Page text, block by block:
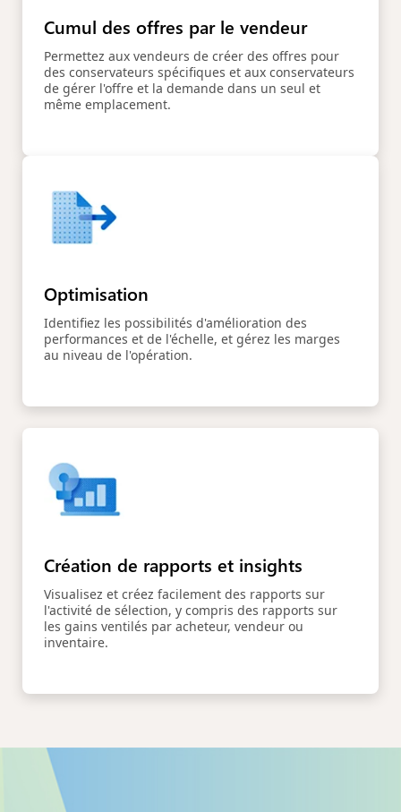
Cumul des offres par le vendeur
Permettez aux vendeurs de créer des offres pour
des conservateurs spécifiques et aux conservateurs
de gérer l'offre et la demande dans un seul et
même emplacement.
Optimisation
Identifiez les possibilités d'amélioration des
performances et de l'échelle, et gérez les marges
au niveau de l'opération.
Création de rapports et insights
Visualisez et créez facilement des rapports sur
l'activité de sélection, y compris des rapports sur
les gains ventilés par acheteur, vendeur ou
inventaire.